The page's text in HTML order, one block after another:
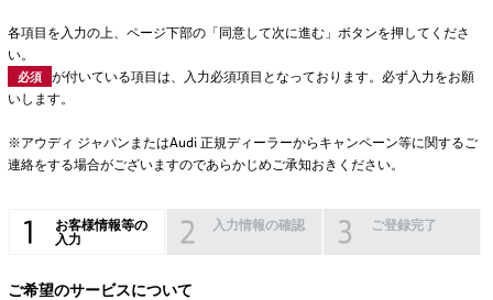
各項目を入力の上、ページ下部の「同意して次に進む」ボタンを押してくださ
い。
必須
が付いている項目は、入力必須項目となっております。必ず入力をお願
いします。
※アウディ ジャパンまたはAudi 正規ディーラーからキャンペーン等に関するご
連絡をする場合がございますのであらかじめご承知おきください。
お客様情報等の
入力
入力情報の確認 ご登録完了
ご希望のサービスについて